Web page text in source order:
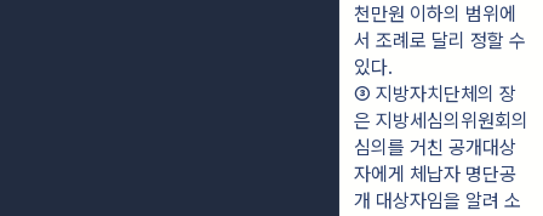
천만원 이하의 범위에
서 조례로 달리 정할 수
있다.
③ 지방자치단체의 장
은 지방세심의위원회의
심의를 거친 공개대상
자에게 체납자 명단공
개 대상자임을 알려 소